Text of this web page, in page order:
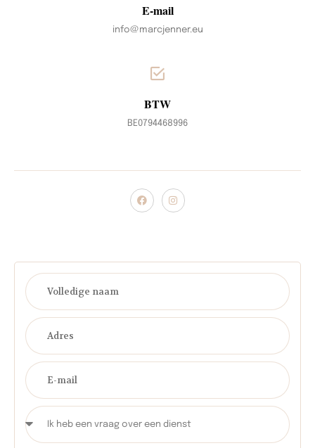
E-mail
info@marcjenner.eu
BTW
BE0794468996